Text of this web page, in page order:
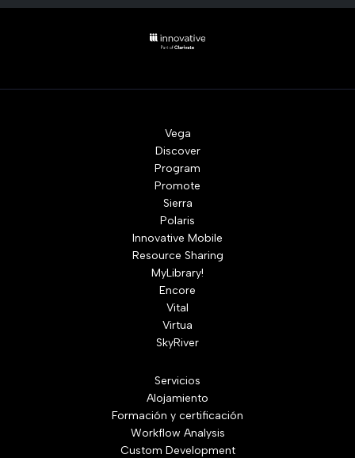
Vega
Discover
Program
Promote
Sierra
Polaris
Innovative Mobile
Resource Sharing
MyLibrary!
Encore
Vital
Virtua
SkyRiver
Servicios
Alojamiento
Formación y certificación
Workflow Analysis
Custom Development